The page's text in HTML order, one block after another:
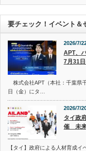
要チェック！イベント＆
2026/7/
APT、
7月31
株式会社APT（本社：千葉県
日（金）にタ…
2026/7/
タイ政
催 未来
【タイ】政府による人材育成